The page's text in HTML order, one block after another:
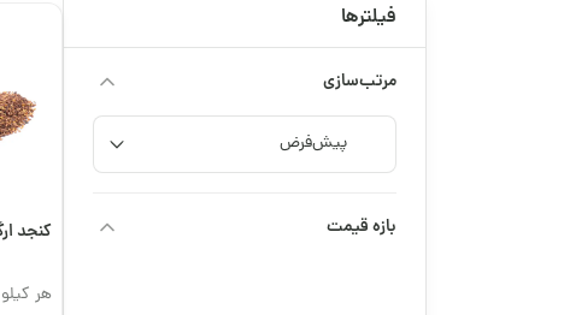
فیلترها
مرتب‌سازی
بازه قیمت کنجد
هر کیلو